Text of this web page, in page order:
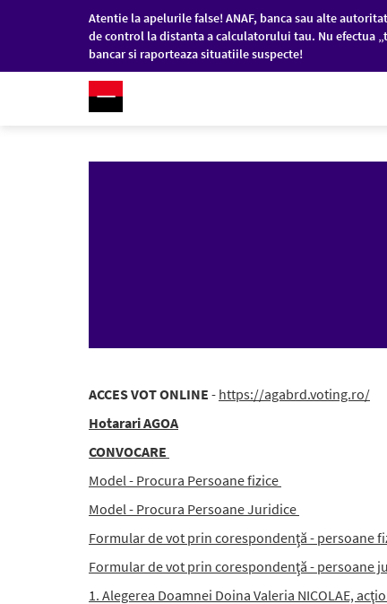
Atentie la apelurile false! ANAF, banca sau alte
de control la distanta a calculatorului tau. Nu efectua
bancar si raporteaza situatiile suspecte!
RO/EN PERSOANE FIZICE
ACCES VOT ONLINE - https://agabrd.voting.ro/
Hotarari AGOA
CONVOCARE
Model - Procura Persoane fizice
Model - Procura Persoane Juridice
Formular de vot prin corespondenţă - persoane
Formular de vot prin corespondenţă - persoane
1. Alegerea Doamnei Doina Valeria NICOLAE,